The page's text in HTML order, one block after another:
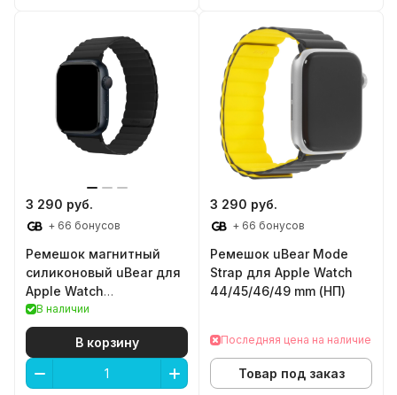
3 290 руб.
+ 66 бонусов
Ремешок магнитный
силиконовый uBear для
Apple Watch
42/44/45/49mm (M/L,
черный)
В наличии
В корзину
3 290 руб.
+ 66 бонусов
Ремешок uBear Mode
Strap для Apple Watch
44/45/46/49 mm (НП)
Последняя цена на наличие
Товар под заказ